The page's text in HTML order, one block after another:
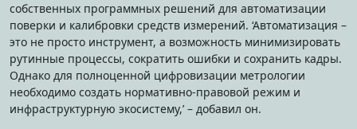
собственных программных решений для автоматизации
поверки и калибровки средств измерений. ‘Автоматизация –
это не просто инструмент, а возможность минимизировать
рутинные процессы, сократить ошибки и сохранить кадры.
Однако для полноценной цифровизации метрологии
необходимо создать нормативно-правовой режим и
инфраструктурную экосистему,’ – добавил он.